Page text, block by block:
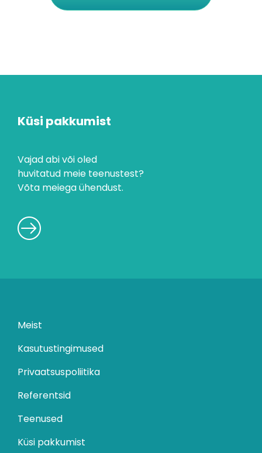
Meist
Kasutustingimused
Privaatsuspoliitika
Referentsid
Teenused
Küsi pakkumist
Küsi pakkumist
Vajad abi või oled
huvitatud meie teenustest?
Võta meiega ühendust.